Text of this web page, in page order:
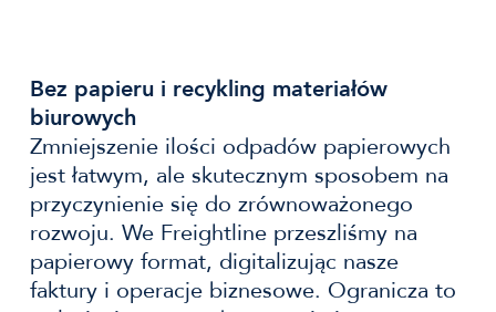
Bez papieru i recykling materiałów
biurowych
Zmniejszenie ilości odpadów papierowych
jest łatwym, ale skutecznym sposobem na
przyczynienie się do zrównoważonego
rozwoju. We Freightline przeszliśmy na
papierowy format, digitalizując nasze
faktury i operacje biznesowe. Ogranicza to